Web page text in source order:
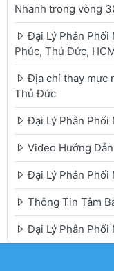
Nhanh trong vòng
Đại Lý Phân Phối
Phúc, Thủ Đức,
Địa chỉ thay mực
Thủ Đức
Đại Lý Phân Phối
Video Hướng
Đại Lý Phân Phối
Thông Tin Tâm
Đại Lý Phân Phối